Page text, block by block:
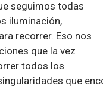
seguimos todas
iluminación,
recorrer. Eso nos
que la vez
todos los
que